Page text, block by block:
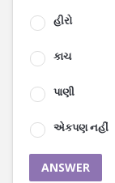
હીરો
કાચ
પાણી
એકપણ નહીં
ANSWER